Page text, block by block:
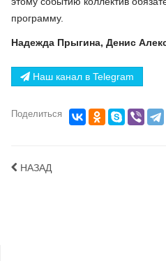
программу.
Надежда Прыгина, Денис
Наш канал в Telegram
Поделиться
НАЗАД